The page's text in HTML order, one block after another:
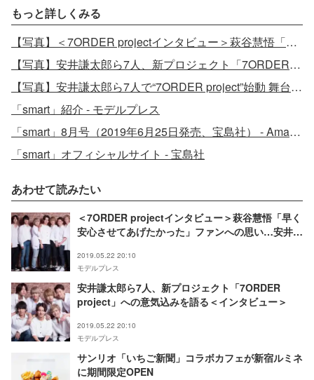
もっと詳しくみる
【写真】＜7ORDER projectインタビュー＞萩谷慧悟「早く安心させてあげたかった」ファンへの思い…安井謙太郎が語る“7人が揃った強み”とは
【写真】安井謙太郎ら7人、新プロジェクト「7ORDER project」への意気込みを語る＜インタビュー＞
【写真】安井謙太郎ら7人で“7ORDER project”始動 舞台27公演が決定＜メンバーコメント＆ビジュアル解禁＞
「smart」紹介 - モデルプレス
「smart」8月号（2019年6月25日発売、宝島社） - Amazon
「smart」オフィシャルサイト - 宝島社
あわせて読みたい
＜7ORDER projectインタビュー＞萩谷慧悟「早く
安心させてあげたかった」ファンへの思い…安井謙
2019.05.22 20:10
モデルプレス
安井謙太郎ら7人、新プロジェクト「7ORDER
project」への意気込みを語る＜インタビュー＞
2019.05.22 20:10
モデルプレス
サンリオ「いちご新聞」コラボカフェが新宿ルミネ
に期間限定OPEN